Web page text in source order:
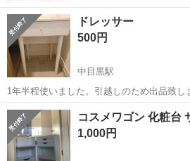
ドレッサー
500円
中目黒駅
1年半程使いました。引越しのため出品致し
だけると幸いです。 横幅50 奥行き45 高さ68 コンパクトなドレッサー
になります。 デスクのように使え、開ける
東京 目黒区 ドレッサ
コスメワゴン 化粧台
1,000円